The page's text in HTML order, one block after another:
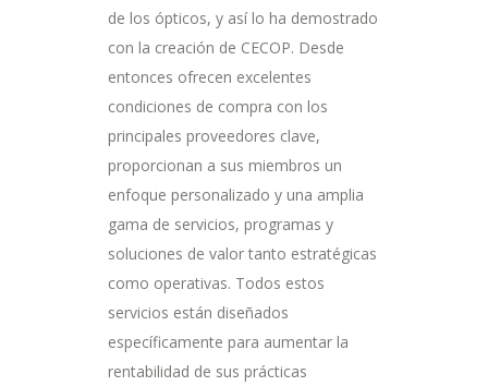
de los ópticos, y así lo ha demostrado
con la creación de CECOP. Desde
entonces ofrecen excelentes
condiciones de compra con los
principales proveedores clave,
proporcionan a sus miembros un
enfoque personalizado y una amplia
gama de servicios, programas y
soluciones de valor tanto estratégicas
como operativas. Todos estos
servicios están diseñados
específicamente para aumentar la
rentabilidad de sus prácticas